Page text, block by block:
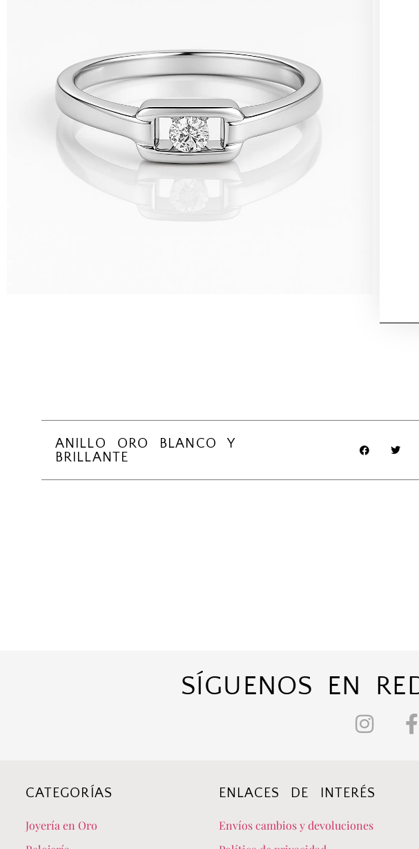
ANILLO ORO BLANCO Y
BRILLANTE
SÍGUENOS EN
CATEGORÍAS
Joyería en Oro
ENLACES DE INTERÉS
Envíos cambios y devoluciones